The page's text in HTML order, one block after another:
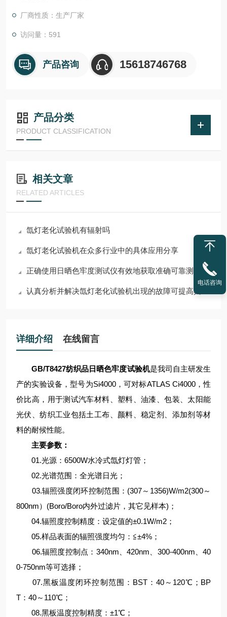
厂商性质：生产厂家
访问量：591
产品咨询 15618746768
产品分类
PRODUCT CLASSIFICATION
相关文章
RELATED ARTICLES
氙灯老化试验机有辐射吗
氙灯老化试验机在众多行业中的具体应用分享
正确使用日晒色牢度测试仪有效地获取准确可靠测试结果
认真分析并解决氙灯老化试验机出现的故障可提高其稳定性和可靠性
详细介绍 在线留言
GB/T8427纺织品日晒色牢度试验机是我司自主研发生
产的实验设备，型号为Si4000，可对标ATLAS Ci4000，性
价比高，用于测试汽车材料、塑料、油漆、包装、太阳能
光伏、纺织工业包括土工布、颜料、稳定剂、添加剂等材
料的耐候性能。
主要参数：
01.光源：6500W水冷式氙灯灯管；
02.光谱范围：全光谱日光；
03.辐照强度闭环控制范围：(307～1356)W/m2(300～
800nm）(Boro/Boro内外过滤片，其它见样本)；
04.辐照度控制精度：设定值的±0.1W/m2；
05.样品表面的辐照强度均匀：≦±4%；
06.辐照度控制点：340nm、420nm、300-400nm、40
0-750nm等可选择；
07.黑板温度闭环控制范围：BST：40～120℃；BP
T：40～110℃；
08.黑板温度控制精度：±1℃；
电话咨询